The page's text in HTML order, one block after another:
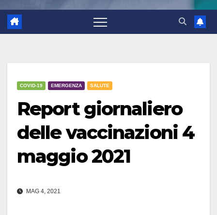
COVID-19 EMERGENZA SALUTE
Report giornaliero
delle vaccinazioni 4
maggio 2021
MAG 4, 2021